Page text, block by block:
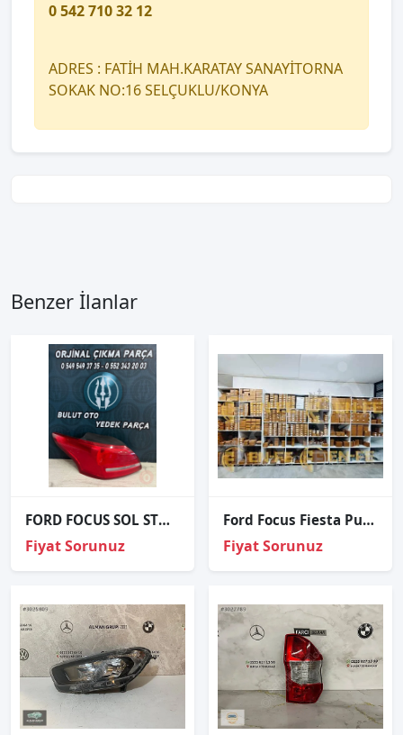
0 542 710 32 12
ADRES : FATİH MAH.KARATAY SANAYİTORNA
SOKAK NO:16 SELÇUKLU/KONYA
Benzer İlanlar
FORD FOCUS SOL STOP ÇIKMA ORJİNAL
Fiyat Sorunuz
Ford Focus Fiesta Puma Led Far Beyni H1BB13D278-AC
Fiyat Sorunuz